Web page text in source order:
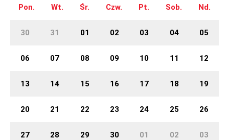
Pon. Wt. Śr. Czw. Pt. Sob. Nd.
30 31 01 02 03 04 05
06 07 08 09 10 11 12
13 14 15 16 17 18 19
20 21 22 23 24 25 26
27 28 29 30 01 02 03